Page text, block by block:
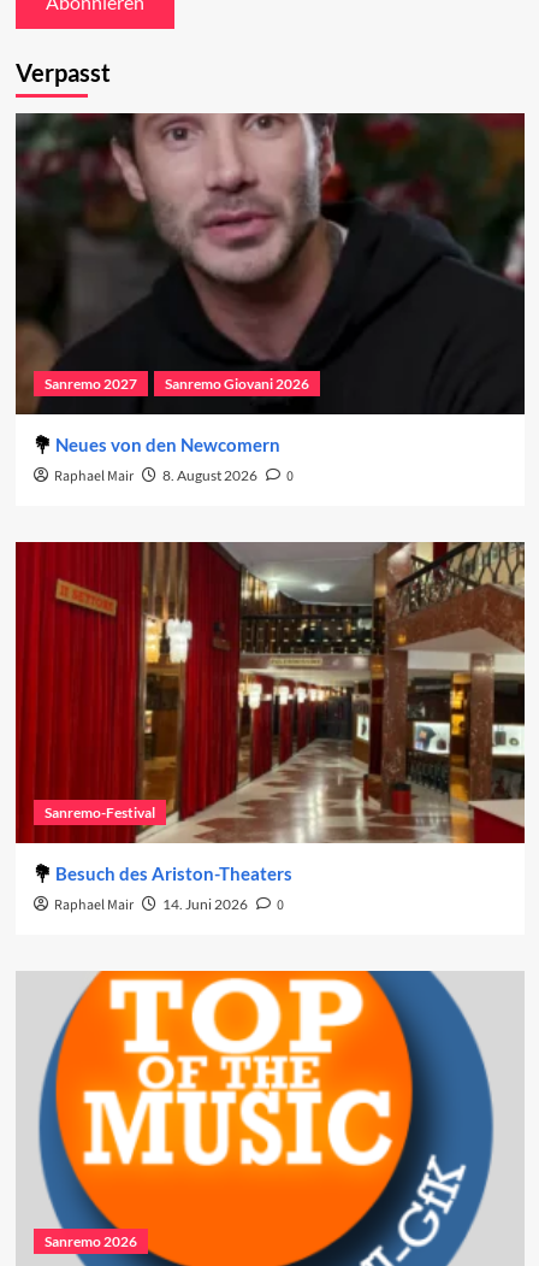
Verpasst
Sanremo 2027 Sanremo Giovani 2026
Neues von den Newcomern
Raphael Mair 8. August 2026 0
Sanremo-Festival
Besuch des Ariston-Theaters
Raphael Mair 14. Juni 2026 0
Sanremo 2026